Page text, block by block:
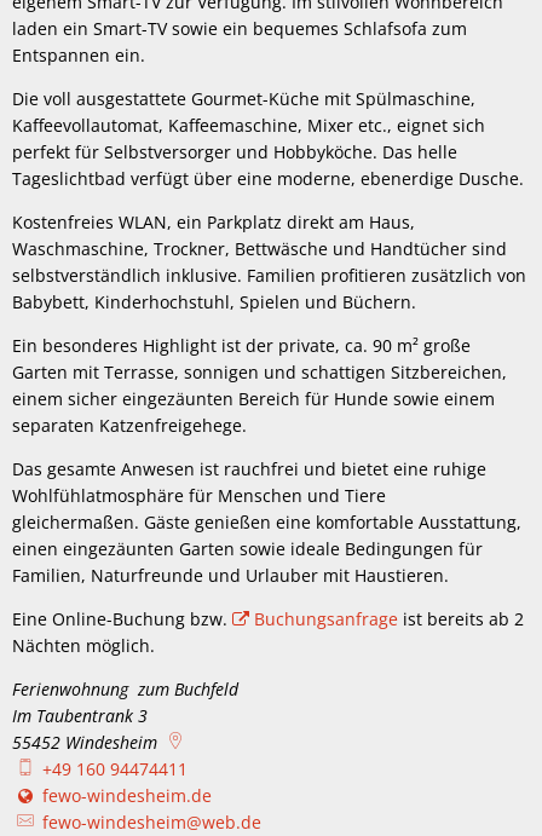
laden ein Smart-TV sowie ein bequemes Schlafsofa zum
Entspannen ein.
Die voll ausgestattete Gourmet-Küche mit Spülmaschine,
Kaffeevollautomat, Kaffeemaschine, Mixer etc., eignet sich
perfekt für Selbstversorger und Hobbyköche. Das helle
Tageslichtbad verfügt über eine moderne, ebenerdige Dusche.
Kostenfreies WLAN, ein Parkplatz direkt am Haus,
Waschmaschine, Trockner, Bettwäsche und Handtücher sind
selbstverständlich inklusive. Familien profitieren zusätzlich von
Babybett, Kinderhochstuhl, Spielen und Büchern.
Ein besonderes Highlight ist der private, ca. 90 m² große
Garten mit Terrasse, sonnigen und schattigen Sitzbereichen,
einem sicher eingezäunten Bereich für Hunde sowie einem
separaten Katzenfreigehege.
Das gesamte Anwesen ist rauchfrei und bietet eine ruhige
Wohlfühlatmosphäre für Menschen und Tiere
gleichermaßen. Gäste genießen eine komfortable Ausstattung,
einen eingezäunten Garten sowie ideale Bedingungen für
Familien, Naturfreunde und Urlauber mit Haustieren.
Eine Online-Buchung bzw.
Buchungsanfrage ist bereits ab 2
Nächten möglich.
Ferienwohnung zum Buchfeld
Im Taubentrank 3
55452 Windesheim
+49 160 94474411
fewo-windesheim.de
fewo-windesheim@web.de